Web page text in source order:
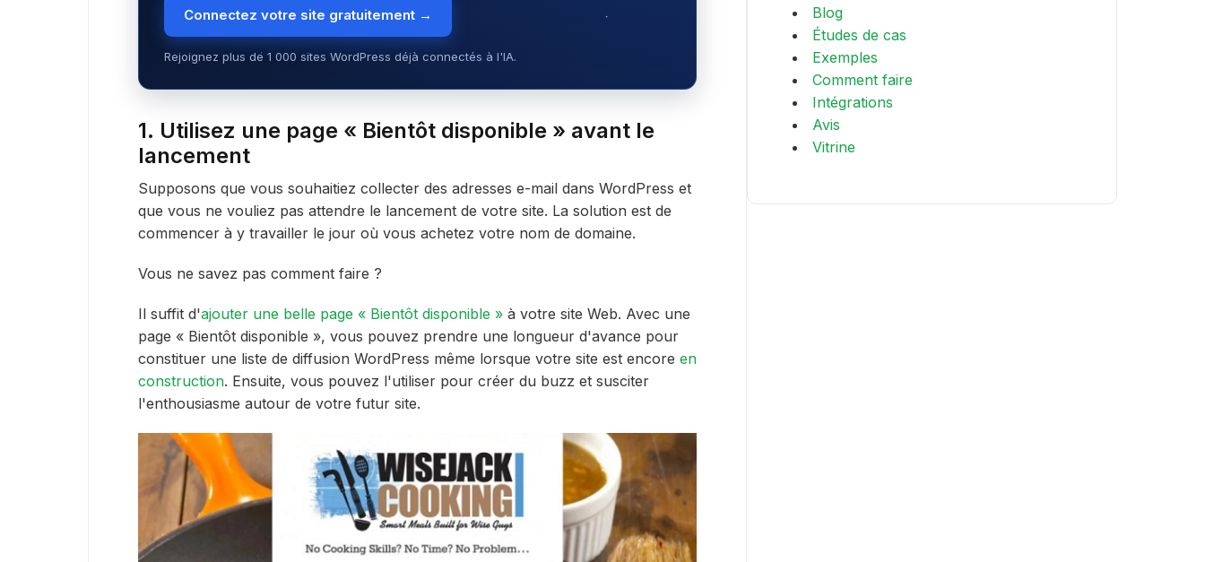
Connectez votre site gratuitement →
Rejoignez plus de 1 000 sites WordPress déjà connectés à l'IA.
1. Utilisez une page « Bientôt disponible » avant le
lancement
Supposons que vous souhaitiez collecter des adresses e-mail dans WordPress et
que vous ne vouliez pas attendre le lancement de votre site. La solution est de
commencer à y travailler le jour où vous achetez votre nom de domaine.
Vous ne savez pas comment faire ?
Il suffit d'ajouter une belle page « Bientôt disponible » à votre site Web. Avec une
page « Bientôt disponible », vous pouvez prendre une longueur d'avance pour
constituer une liste de diffusion WordPress même lorsque votre site est encore en
construction. Ensuite, vous pouvez l'utiliser pour créer du buzz et susciter
l'enthousiasme autour de votre futur site.
Blog
Études de cas
Exemples
Comment faire
Intégrations
Avis
Vitrine